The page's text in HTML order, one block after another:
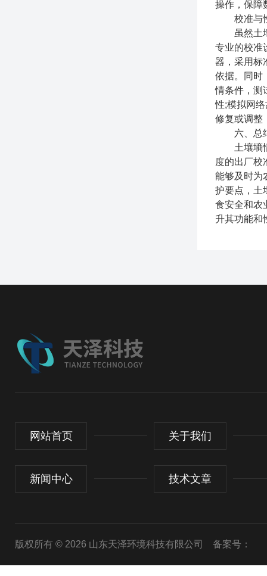
操作，保障
校准与
虽然土壤
专业的校准
器，采用标
依据。同时
情条件，测
性;模拟网
修复或调整
六、总
土壤墒情
度的出厂校
能够及时为
护要点，土
食安全和农
升其功能和
网站首页 关于我们
新闻中心 技术文章
版权所有 © 2026 山东天泽环境科技有限公司 备案号：